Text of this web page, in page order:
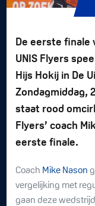
De eerste finale
UNIS Flyers
Hijs Hokij in De
Zondagmiddag,
staat rood
Flyers’ coach
eerste finale.
Coach Mike Nason
vergelijking met
gaan deze